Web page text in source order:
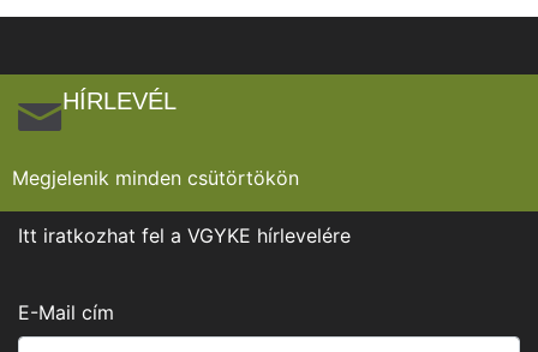
HÍRLEVÉL
Megjelenik minden csütörtökön
Itt iratkozhat fel a VGYKE hírlevelére
E-Mail cím